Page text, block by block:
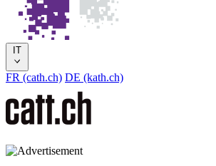
IT
FR (cath.ch) DE (kath.ch)